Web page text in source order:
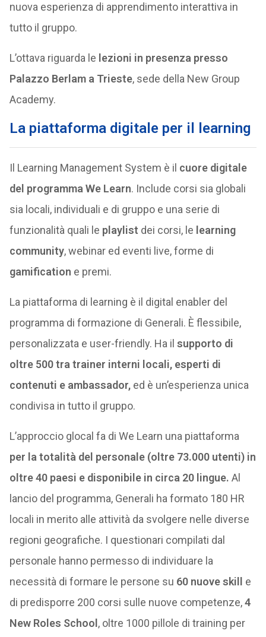
nuova esperienza di apprendimento interattiva in
tutto il gruppo.
L’ottava riguarda le lezioni in presenza presso
Palazzo Berlam a Trieste, sede della New Group
Academy.
La piattaforma digitale per il learning
Il Learning Management System è il cuore digitale
del programma We Learn. Include corsi sia globali
sia locali, individuali e di gruppo e una serie di
funzionalità quali le playlist dei corsi, le learning
community, webinar ed eventi live, forme di
gamification e premi.
La piattaforma di learning è il digital enabler del
programma di formazione di Generali. È flessibile,
personalizzata e user-friendly. Ha il supporto di
oltre 500 tra trainer interni locali, esperti di
contenuti e ambassador, ed è un’esperienza unica
condivisa in tutto il gruppo.
L’approccio glocal fa di We Learn una piattaforma
per la totalità del personale (oltre 73.000 utenti) in
oltre 40 paesi e disponibile in circa 20 lingue. Al
lancio del programma, Generali ha formato 180 HR
locali in merito alle attività da svolgere nelle diverse
regioni geografiche. I questionari compilati dal
personale hanno permesso di individuare la
necessità di formare le persone su 60 nuove skill e
di predisporre 200 corsi sulle nuove competenze,4
New Roles School , oltre 1000 pillole di training per